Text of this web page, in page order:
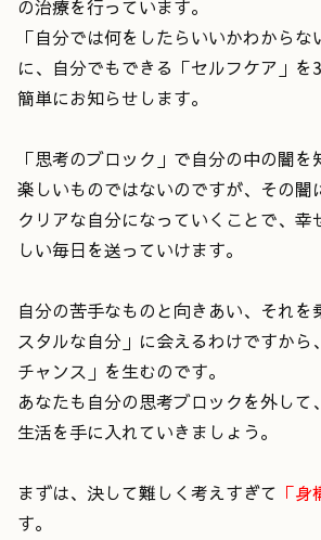
の治療を行っています。
「自分では何をしたらいいかわから
に、自分でもできる「セルフケア」を
簡単にお知らせします。
「思考のブロック」で自分の中の闇
楽しいものではないのですが、その闇
クリアな自分になっていくことで、幸
しい毎日を送っていけます。
自分の苦手なものと向きあい、それを
スタルな自分」に会えるわけですから
チャンス」を生むのです。
あなたも自分の思考ブロックを外して
生活を手に入れていきましょう。
まずは、決して難しく考えすぎて 「身
す。